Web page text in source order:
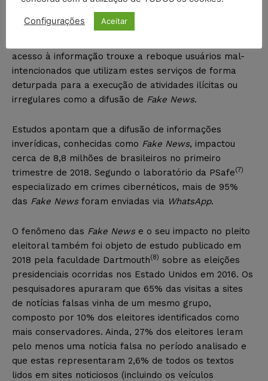
difusão de informações.
acesso à informação trouxe a reboque usuários mal-
intencionados que utilizam estes serviços de forma
deturpada para a execução de atividades ilícitas ou
irregulares como a difusão de Fake News.
Estudos apontam que a difusão de informações
inverídicas, conhecidas como Fake News, impactou
cerca de 8,8 milhões de brasileiros no primeiro
trimestre de 2018. Segundo o laboratório da PSafe(7)
especializado em crimes cibernéticos, mais de 95%
das Fake Newsforam enviadas via WhatsApp.
O fenômeno das Fake Newse o seu impacto no pleito
eleitoral também foi objeto de estudo publicado em
2018 pela faculdade Dartmouth(8) sobre as eleições
presidenciais ocorridas nos Estado Unidos em 2016. Os
pesquisadores apuraram que 65% das visitas a sites
de notícias falsas vinha de um mesmo grupo,
composto por 10% dos eleitores identificados como
mais conservadores. Ainda, 27% dos eleitores leram
pelo menos uma notícia falsa no período analisado e
que estas representaram 2,6% de todos os textos
lidos em sites noticiosos (incluindo os veículos
Configurações Aceitar